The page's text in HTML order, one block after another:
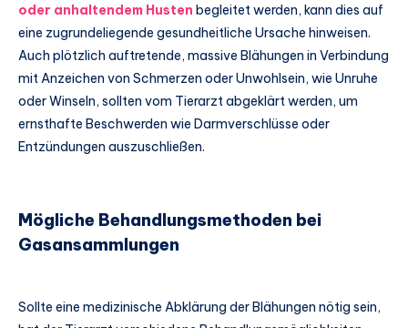
oder anhaltendem Husten begleitet werden, kann dies auf
eine zugrundeliegende gesundheitliche Ursache hinweisen.
Auch plötzlich auftretende, massive Blähungen in Verbindung
mit Anzeichen von Schmerzen oder Unwohlsein, wie Unruhe
oder Winseln, sollten vom Tierarzt abgeklärt werden, um
ernsthafte Beschwerden wie Darmverschlüsse oder
Entzündungen auszuschließen.
Mögliche Behandlungsmethoden bei
Gasansammlungen
Sollte eine medizinische Abklärung der Blähungen nötig sein,